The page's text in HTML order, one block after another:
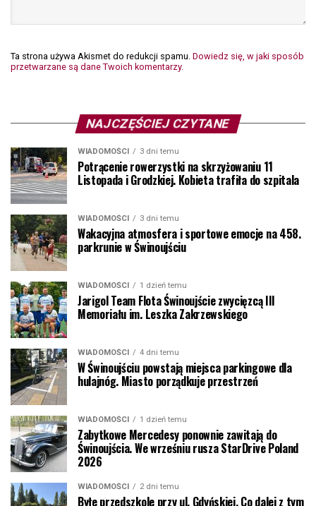
Ta strona używa Akismet do redukcji spamu. Dowiedz się, w jaki sposób
przetwarzane są dane Twoich komentarzy.
NAJCZĘŚCIEJ CZYTANE
WIADOMOŚCI 3 dni temu
Potrącenie rowerzystki na skrzyżowaniu 11
Listopada i Grodzkiej. Kobieta trafiła do szpitala
WIADOMOŚCI 3 dni temu
Wakacyjna atmosfera i sportowe emocje na 458.
parkrunie w Świnoujściu
WIADOMOŚCI 1 dzień temu
Jarigol Team Flota Świnoujście zwycięzcą III
Memoriału im. Leszka Zakrzewskiego
WIADOMOŚCI 4 dni temu
W Świnoujściu powstają miejsca parkingowe dla
hulajnóg. Miasto porządkuje przestrzeń
WIADOMOŚCI 1 dzień temu
Zabytkowe Mercedesy ponownie zawitają do
Świnoujścia. We wrześniu rusza StarDrive Poland
2026
WIADOMOŚCI 2 dni temu
Byłe przedszkole przy ul. Gdyńskiej. Co dalej z tym